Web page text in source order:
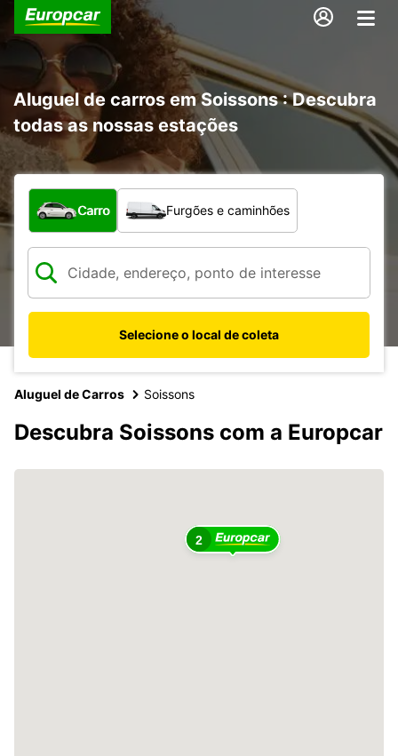
Aluguel de carros em Soissons : Descubra
todas as nossas estações
Qual tipo de veículo?
Carro Furgões e caminhões
Selecione o local de coleta
Aluguel de Carros Soissons
Descubra Soissons com a Europcar
2